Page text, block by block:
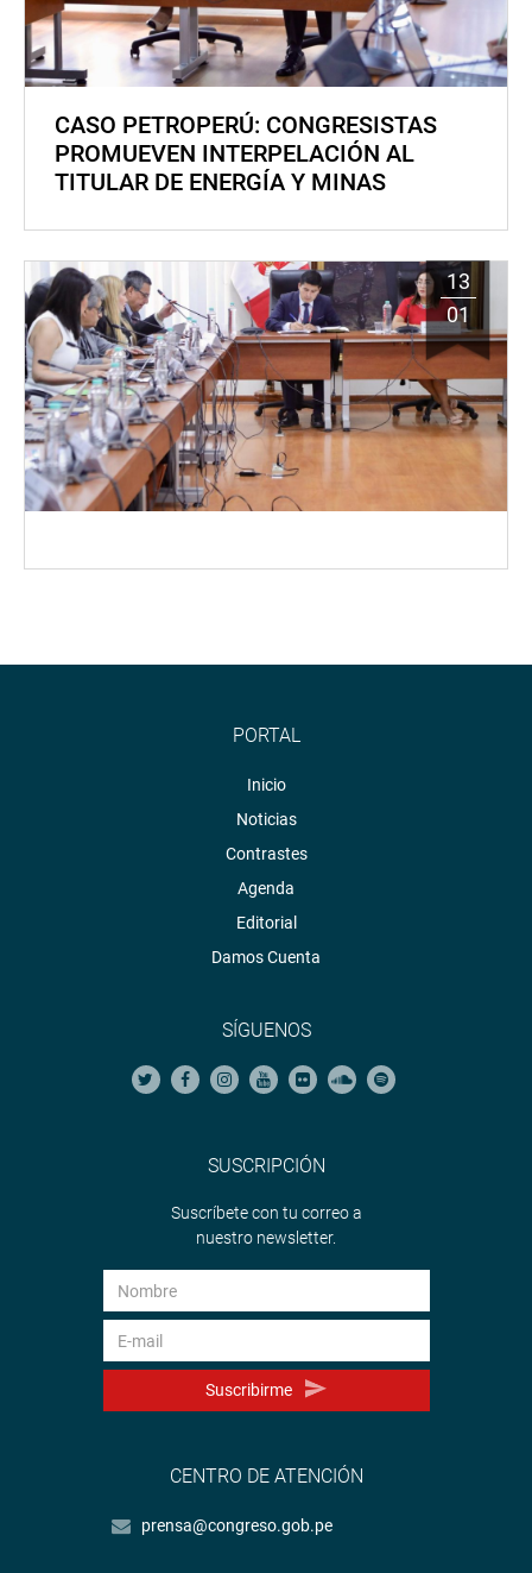
CASO PETROPERÚ: CONGRESISTAS
PROMUEVEN INTERPELACIÓN AL
TITULAR DE ENERGÍA Y MINAS
13
01
PORTAL
Inicio
Noticias
Contrastes
Agenda
Editorial
Damos Cuenta
SÍGUENOS
SUSCRIPCIÓN
Suscríbete con tu correo a
nuestro newsletter.
Suscribirme
CENTRO DE ATENCIÓN
prensa@congreso.gob.pe